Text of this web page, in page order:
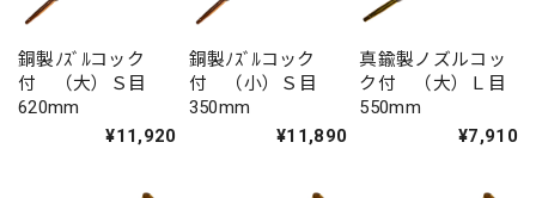
銅製ﾉｽﾞﾙコック
付 （大）Ｓ目
620mm
¥11,920
銅製ﾉｽﾞﾙコック
付 （小）Ｓ目
350mm
¥11,890
真鍮製ノズルコッ
ク付 （大）Ｌ目
550mm
¥7,910